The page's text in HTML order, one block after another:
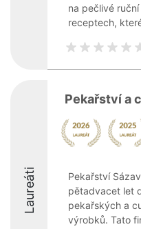
na pečlivé
receptech,
Laureáti
Pekařství a
Pekařství
pětadvacet let
pekařských a
výrobků. Tato